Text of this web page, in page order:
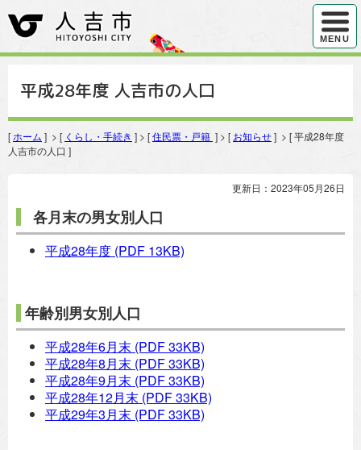
ハンバ
MENU
平成28年度 人吉市の人口
[ ホーム ] > [ くらし・手続き ] > [住民票・戸籍 ] > [ お知らせ] > [ 平成28年度
人吉市の人口 ]
更新日：2023年05月26日
各月末の男女別人口
平成28年度 (PDF 13KB)
年齢別男女別人口
平成28年6月末 (PDF 33KB)
平成28年8月末 (PDF 33KB)
平成28年9月末 (PDF 33KB)
平成28年12月末 (PDF 33KB)
平成29年3月末 (PDF 33KB)